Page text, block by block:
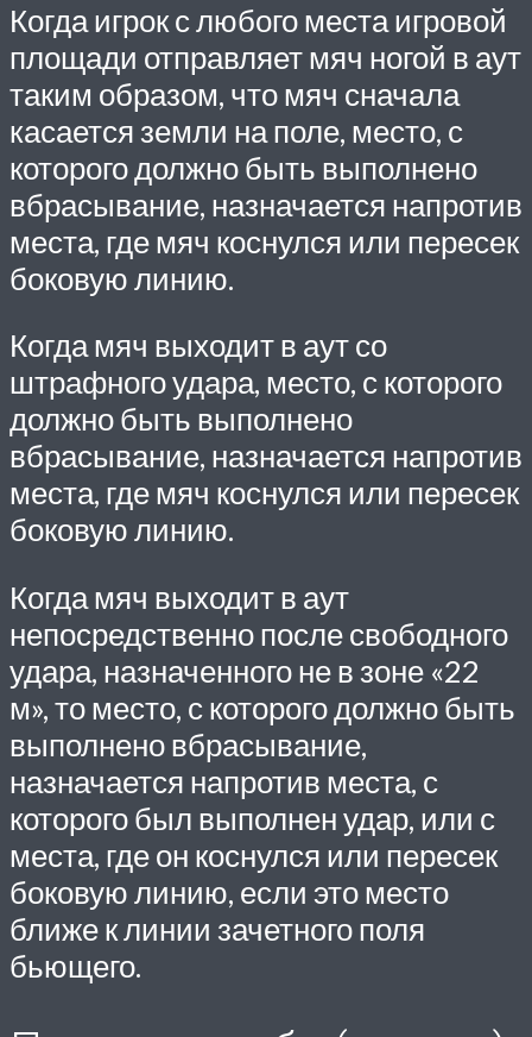
Когда игрок с любого места игровой
площади отправляет мяч ногой в аут
таким образом, что мяч сначала
касается земли на поле, место, с
которого должно быть выполнено
вбрасывание, назначается напротив
места, где мяч коснулся или пересек
боковую линию.
Когда мяч выходит в аут со
штрафного удара, место, с которого
должно быть выполнено
вбрасывание, назначается напротив
места, где мяч коснулся или пересек
боковую линию.
Когда мяч выходит в аут
непосредственно после свободного
удара, назначенного не в зоне «22
м», то место, с которого должно быть
выполнено вбрасывание,
назначается напротив места, с
которого был выполнен удар, или с
места, где он коснулся или пересек
боковую линию, если это место
ближе к линии зачетного поля
бьющего.